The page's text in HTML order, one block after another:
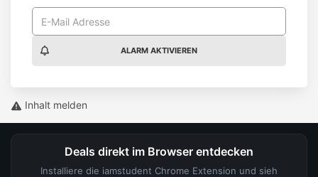
ALARM AKTIVIEREN
Inhalt melden
Deals direkt im Browser entdecken
Installiere die iamstudent Chrome Extension und sieh